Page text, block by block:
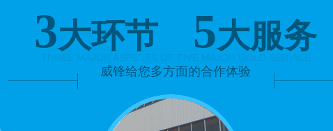
3大环节 5大服务
威锋给您多方面的合作体验